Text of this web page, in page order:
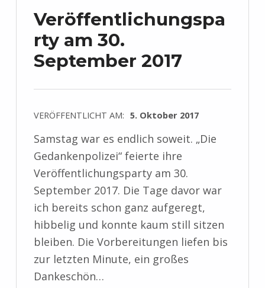
Veröffentlichungspa
rty am 30.
September 2017
VERÖFFENTLICHT AM: 5. Oktober 2017
Samstag war es endlich soweit. „Die
Gedankenpolizei“ feierte ihre
Veröffentlichungsparty am 30.
September 2017. Die Tage davor war
ich bereits schon ganz aufgeregt,
hibbelig und konnte kaum still sitzen
bleiben. Die Vorbereitungen liefen bis
zur letzten Minute, ein großes
Dankeschön…